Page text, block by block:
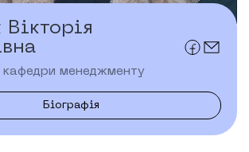
кафедри менеджменту
Біографія